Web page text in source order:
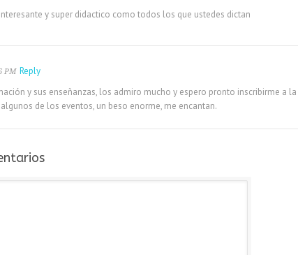
y super didactico como todos los que ustedes dictan
PM Reply
y sus enseñanzas, los admiro mucho y espero pronto inscribirme a
de los eventos, un beso enorme, me encantan.